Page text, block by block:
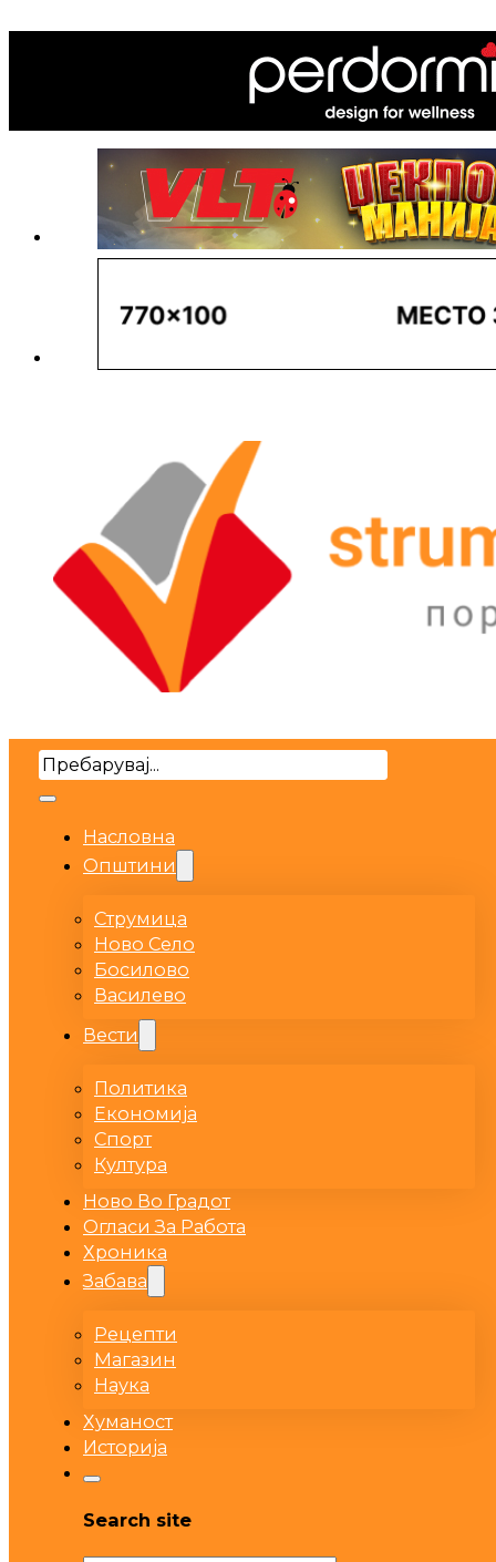
Search
Насловна
Општини
Струмица
Ново Село
Босилово
Василево
Вести
Политика
Економија
Спорт
Култура
Ново Во Градот
Огласи За Работа
Хроника
Забава
Рецепти
Магазин
Наука
Хуманост
Историја
Search site